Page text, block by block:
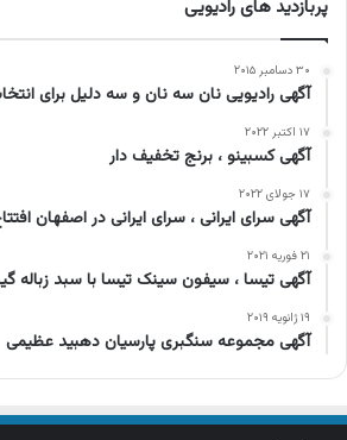
پربازدید های رادیویی
۳۰ دسامبر ۲۰۱۵
آگهی رادیویی نان سه نان و سه دلیل برای
۱۷ اکتبر ۲۰۲۲
آگهی کسبینو ، برنج تخفیف دار
۱۷ جولای ۲۰۲۲
آگهی سرای ایرانی ، سرای ایرانی در اصفهان
۲۱ فوریه ۲۰۲۱
آگهی تیسا ، سیفون سینک تیسا با سبد زباله
۱۹ ژانویه ۲۰۱۹
آگهی مجموعه سنگبری پارسیان دهبید عظیمی